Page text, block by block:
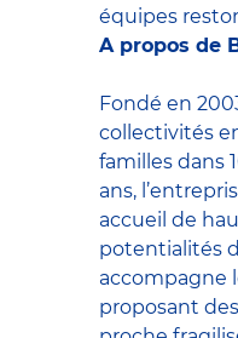
équipes
A propos de
Fondé en
collectivités
familles dans
ans,
accueil de
potentialités
accompagne
proposant